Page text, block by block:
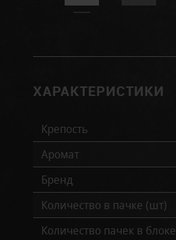
ХАРАКТЕРИСТИКИ
Крепость
Аромат
Бренд
Количество в пачке (шт)
Количество пачек в блоке